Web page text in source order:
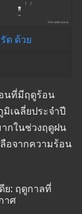
ต ด้วย
นที่มีฤดูร้อน
เฉลี่ยประจำปี
ากในช่วงฤดูฝน
อจากความร้อน
ย: ฤดูกาลที่
าศ